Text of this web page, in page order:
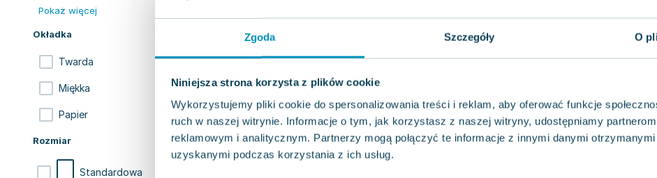
Zgoda Szczegóły O
Niniejsza strona korzysta z plików cookie
Wykorzystujemy pliki cookie do spersonalizowania treści i reklam, aby oferować funkcje
ruch w naszej witrynie. Informacje o tym, jak korzystasz z naszej witryny, udostępniamy
reklamowym i analitycznym. Partnerzy mogą połączyć te informacje z innymi danymi
uzyskanymi podczas korzystania z ich usług.
Pokaż więcej
Okładka
Twarda 45
Miękka 27
Papier 1
Rozmiar
Standardowa
Miękka Pakujemy jutro
Wyprzedaż
Papież rodzin
WAM,2011| Ewa Skarżyńska,Katarzyna Da Browska,
Jan Paweł II, szeroko znany jako Papież Rodzin,
spędził w ciepłej atmosferze rodzinnego domu w